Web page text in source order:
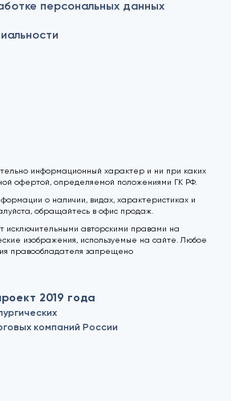
персональных данных
информационный характер и ни при каких
офертой, определяемой положениями ГК РФ.
о наличии, видах, характеристиках и
обращайтесь в офис продаж.
исключительными авторскими правами на
изображения, используемые на сайте. Любое
правообладателя запрещено
2019 года
компаний России